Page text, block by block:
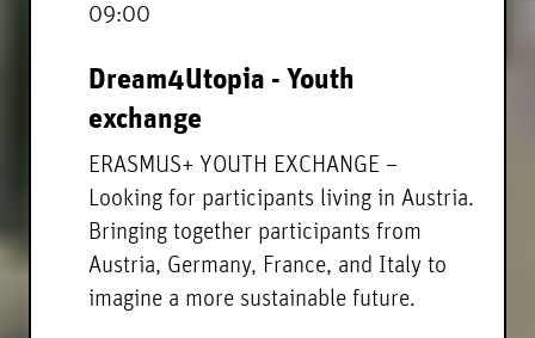
09:00
Dream4Utopia - Youth
exchange
ERASMUS+ YOUTH EXCHANGE –
Looking for participants living in Austria.
Bringing together participants from
Austria, Germany, France, and Italy to
imagine a more sustainable future.